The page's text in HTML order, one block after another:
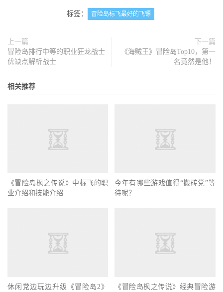
标签： 冒险岛标飞最好的飞镖
上一篇
冒险岛排行中等的职业狂龙战士
优缺点解析战士
下一篇
《海贼王》冒险岛Top10，第一
名竟然是他！
相关推荐
《冒险岛枫之传说》中标飞的职
业介绍和技能介绍
今年有哪些游戏值得“搬砖党”等
待呢？
休闲党边玩边升级《冒险岛2》
《冒险岛枫之传说》经典冒险游